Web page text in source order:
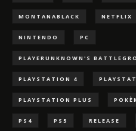
MONTANABLACK NETFLIX
NINTENDO PC
PLAYERUNKNOWN'S
PLAYSTATION 4
PLAYSTATION PLUS
PS4 PS5 RELEASE